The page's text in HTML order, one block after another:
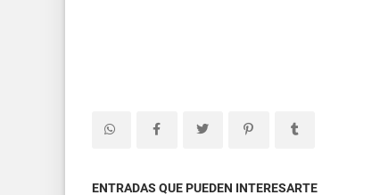
ENTRADAS QUE PUEDEN INTERESARTE